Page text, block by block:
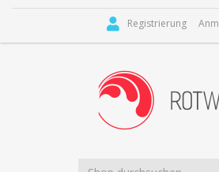
Registrierung